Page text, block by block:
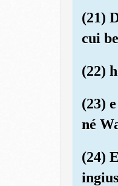
(21)
cui
(22)
(23)
né
(24)